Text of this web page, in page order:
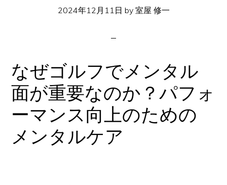
2024年12月11日 by 室屋 修一
なぜゴルフでメンタル
面が重要なのか？パフォ
ーマンス向上のための
メンタルケア